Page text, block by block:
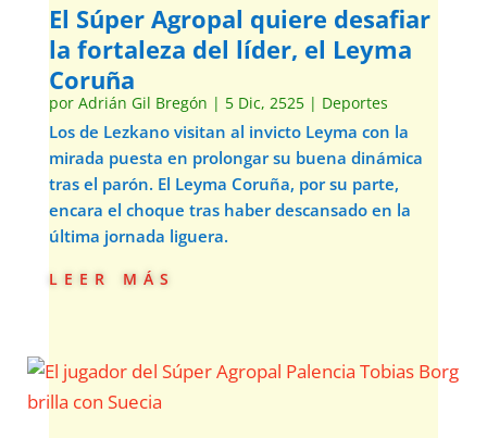
El Súper Agropal quiere desafiar
la fortaleza del líder, el Leyma
Coruña
por Adrián Gil Bregón | 5 Dic, 2525| Deportes
Los de Lezkano visitan al invicto Leyma con la
mirada puesta en prolongar su buena dinámica
tras el parón. El Leyma Coruña, por su parte,
encara el choque tras haber descansado en la
última jornada liguera.
leer más